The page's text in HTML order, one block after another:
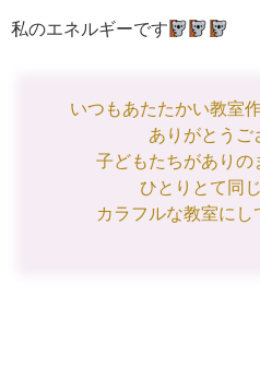
私のエネルギーです
いつもあたたかい教室
ありがとうご
子どもたちがありの
ひとりとて同
カラフルな教室にし